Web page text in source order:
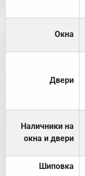
Окна
Двери
Наличники на
окна и двери
Шиповка